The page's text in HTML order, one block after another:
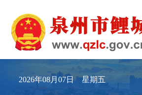
2026年08月07日 星期五